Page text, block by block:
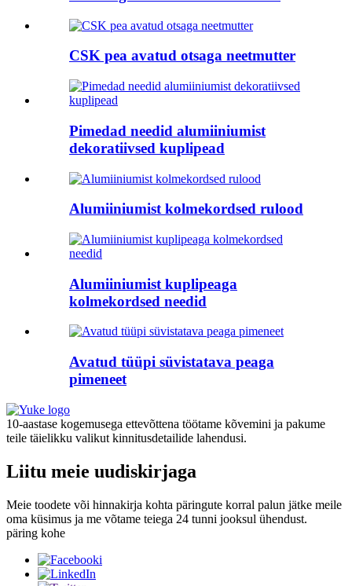
CSK pea avatud otsaga neetmutter
Pimedad needid alumiiniumist
dekoratiivsed kuplipead
Alumiiniumist kolmekordsed rulood
Alumiiniumist kuplipeaga
kolmekordsed needid
Avatud tüüpi süvistatava peaga
pimeneet
10-aastase kogemusega ettevõttena töötame kõvemini ja pakume
teile täielikku valikut kinnitusdetailide lahendusi.
Liitu meie uudiskirjaga
Meie toodete või hinnakirja kohta päringute korral palun jätke meile
oma küsimus ja me võtame teiega 24 tunni jooksul ühendust.
päring kohe